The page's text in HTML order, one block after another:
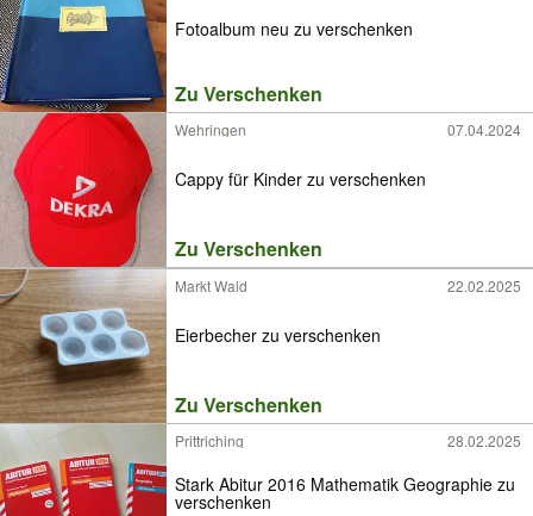
Fotoalbum neu zu verschenken
Zu Verschenken
Wehringen 07.04.2024
Cappy für Kinder zu verschenken
Zu Verschenken
Markt Wald 22.02.2025
Eierbecher zu verschenken
Zu Verschenken
Prittriching 28.02.2025
Stark Abitur 2016 Mathematik Geographie zu
verschenken